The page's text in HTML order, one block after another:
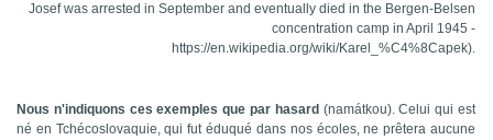
Josef was arrested in September and eventually died in the Bergen-Belsen
concentration camp in April 1945 -
https://en.wikipedia.org/wiki/Karel_%C4%8Capek).
Nous n'indiquons ces exemples que par hasard (namátkou).Celui qui est
né en Tchécoslovaquie, qui fut éduqué dans nos écoles, ne prêtera aucune